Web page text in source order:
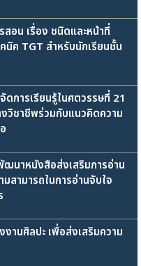
อน เรื่อง ชนิดและหน้าที่
นิค TGT สำหรับนักเรียนชั้น
การเรียนรู้ในศตวรรษที่ 21
งวิชาชีพร่วมกับแนวคิดความ
ฒนาหนังสือส่งเสริมการอ่าน
สามารถในการอ่านจับใจ
านศิลปะ เพื่อส่งเสริมความ